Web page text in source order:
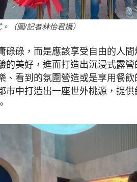
（圖/記者林怡君攝）
碌碌，而是應該享受自由的人
的美好，進而打造出沉浸式露
、看到的氛圍營造或是享用餐
市中打造出一座世外桃源，提